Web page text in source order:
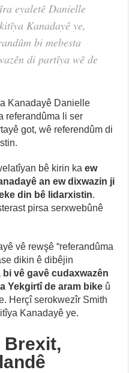
eyaletê Danielle
Kanadayê ye,
bi mebesta
di partîya wê de
Kanadayê Danielle
referandûma li ser
got, wê referendûm di
bê kirin kaew
an ew dixwazin ji
din bê lidarxistin.
pirsa serxwebûnê
vê rewşê “referandûma
dikin ê dibêjin
vê gavê cudaxwazên
Yekgirtî de aram bike û
Herçî serokwezîr Smith
Kanadayê ye.
Brexit,